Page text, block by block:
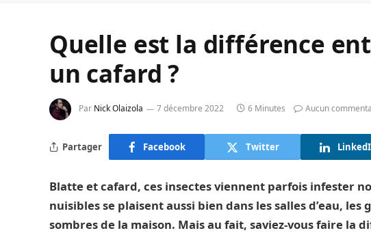
Quelle est la différence
un cafard ?
Par Nick Olaizola 7 décembre 2022 6 Minutes Aucun
Partager Facebook Twitter
Blatte et cafard, ces insectes viennent parfois infester
nuisibles se plaisent aussi bien dans les salles d’eau,
sombres de la maison. Mais au fait, saviez-vous faire la